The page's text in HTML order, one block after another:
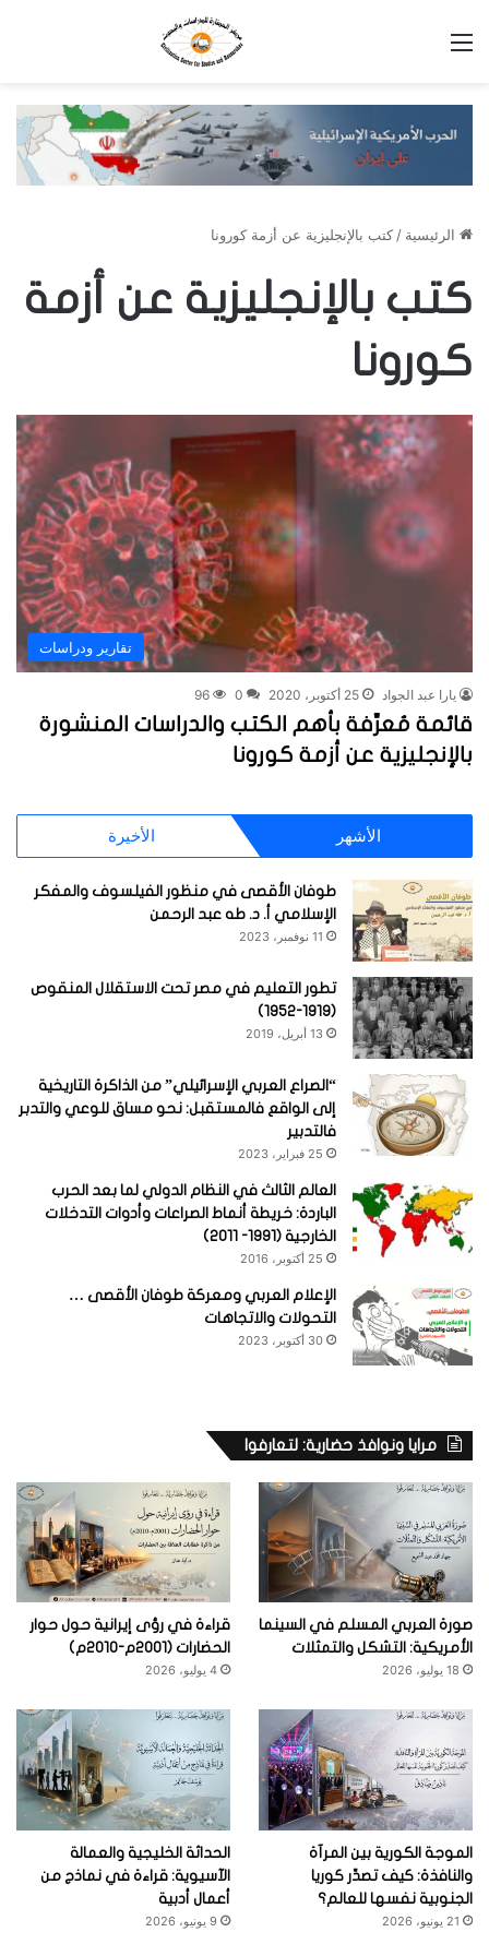
الرئيسية / كتب بالإنجليزية عن أزمة كورونا
كتب بالإنجليزية عن أزمة
كورونا
تقارير ودراسات
يارا عبد الجواد 25 أكتوبر، 2020 0
96
قائمة مُعرِّفة بأهم الكتب والدراسات المنشورة
بالإنجليزية عن أزمة كورونا
الأشهر الأخيرة
طوفان الأقصى في منظور الفيلسوف والمفكر
الإسلامي أ. د. طه عبد الرحمن
11 نوفمبر، 2023
تطور التعليم في مصر تحت الاستقلال المنقوص
(1919-1952)
13 أبريل، 2019
“الصراع العربي الإسرائيلي” من الذاكرة التاريخية
إلى الواقع فالمستقبل: نحو مساق للوعي والتدبر
فالتدبير
25 فبراير، 2023
العالم الثالث في النظام الدولي لما بعد الحرب
الباردة: خريطة أنماط الصراعات وأدوات التدخلات
الخارجية (1991- 2011)
25 أكتوبر، 2016
الإعلام العربي ومعركة طوفان الأقصى …
التحولات والاتجاهات
30 أكتوبر، 2023
مرايا ونوافذ حضارية: لتعارفوا
صورة العربي المسلم في السينما
الأمريكية: التشكل والتمثلات
18 يوليو، 2026
قراءة في رؤى إيرانية حول حوار
الحضارات (2001م-2010م)
4 يوليو، 2026
الموجة الكورية بين المرآة
والنافذة: كيف تصدِّر كوريا
الجنوبية نفسها للعالم؟
21 يونيو، 2026
الحداثة الخليجية والعمالة
الآسيوية: قراءة في نماذج من
أعمال أدبية
9 يونيو، 2026